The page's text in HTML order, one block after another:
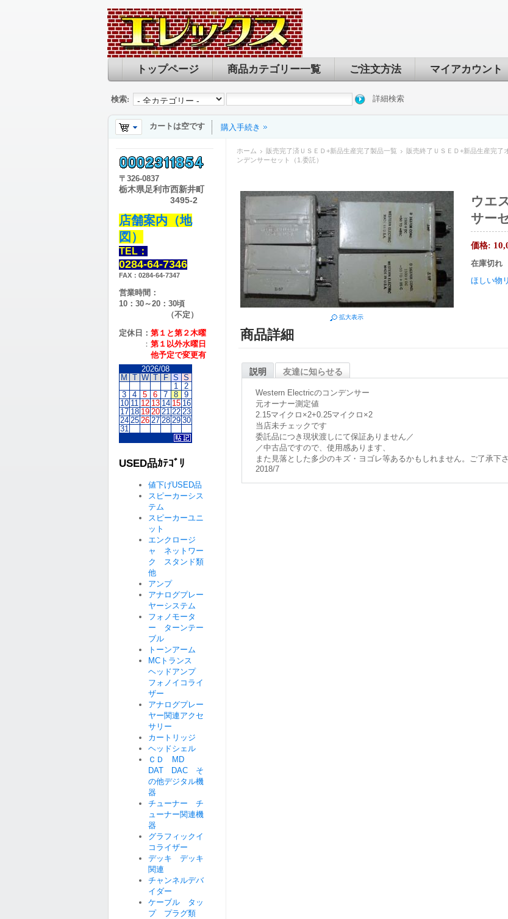
トップページ 商品カテゴリー一覧 ご注文方法 マイアカウント
検索: 詳細検索
カートは空です 購入手続き
ホーム 販売完了済ＵＳＥＤ+新品生産完了製品一覧 販売終了ＵＳＥＤ+新品生産完了
ンデンサーセット（1.委託）
拡大表示
ウエ
サー
価格:
在庫切れ
ほしい物
商品詳細
説明 友達に知らせる
Western Electricのコンデンサー
元オーナー測定値
2.15マイクロ×2+0.25マイクロ×2
当店未チェックです
委託品につき現状渡しにて保証ありません／
／中古品ですので、使用感あります、
また見落とした多少のキズ・ヨゴレ等あるかもしれません。ご了承下
2018/7
〒 326-0837
栃木県足利市西新井町
3495-2
店舗案内（地
図）
TEL：
0284-64-7346
FAX：0284-64-7347
営業時間：
10：30～20：30頃
（不定）
定休日： 第１と第２木曜
： 第１以外水曜日
他予定で変更有
2026/08
M
T W T F S S
1
2
3
4 5 6 7 8
9
10 11 12 13 14 15 16
17 18 19 20 21 22 23
24 25 26 27 28 29 30
31
USED品ｶﾃｺﾞﾘ
値下げUSED品
スピーカーシス
テム
スピーカーユニ
ット
エンクロージ
ャ ネットワー
ク スタンド類
他
アンプ
アナログプレー
ヤーシステム
フォノモータ
ー ターンテー
ブル
トーンアーム
MCトランス
ヘッドアンプ
フォノイコライ
ザー
アナログプレー
ヤー関連アクセ
サリー
カートリッジ
ヘッドシェル
ＣＤ MD
DAT DAC そ
の他デジタル機
器
チューナー チ
ューナー関連機
器
グラフィックイ
コライザー
デッキ デッキ
関連
チャンネルデバ
イダー
ケーブル タッ
プ プラグ類